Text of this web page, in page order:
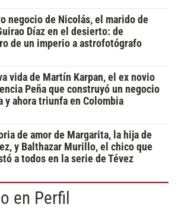
negocio de Nicolás, el marido de
Díaz en el desierto: de
de un imperio a astrofotógrafo
vida de Martín Karpan, el ex novio
Peña que construyó un negocio
y ahora triunfa en Colombia
de amor de Margarita, la hija de
y Balthazar Murillo, el chico que
a todos en la serie de Tévez
en Perfil